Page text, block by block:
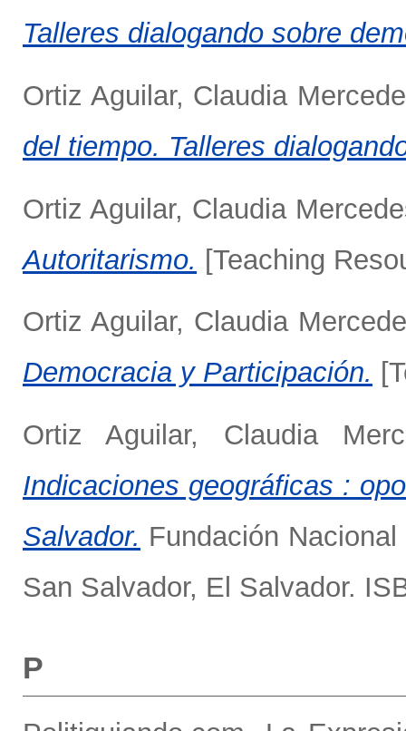
Talleres dialogando sobre
Ortiz Aguilar, Claudia
del tiempo. Talleres
Ortiz Aguilar, Claudia
Autoritarismo. [Teaching
Ortiz Aguilar, Claudia
Democracia y Participación.
Ortiz Aguilar, Claudia
Indicaciones geográficas :
Salvador. Fundación
San Salvador, El Salvador.
P